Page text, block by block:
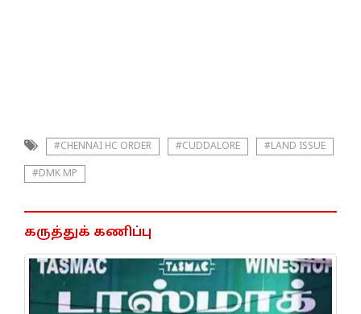
#CHENNAI HC ORDER #CUDDALORE #LAND ISSUE
#DMK MP
கருத்துக் கணிப்பு